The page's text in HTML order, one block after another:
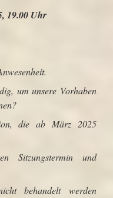
19.00 Uhr
um unsere Vorhaben
die ab März 2025
Sitzungstermin und
behandelt werden